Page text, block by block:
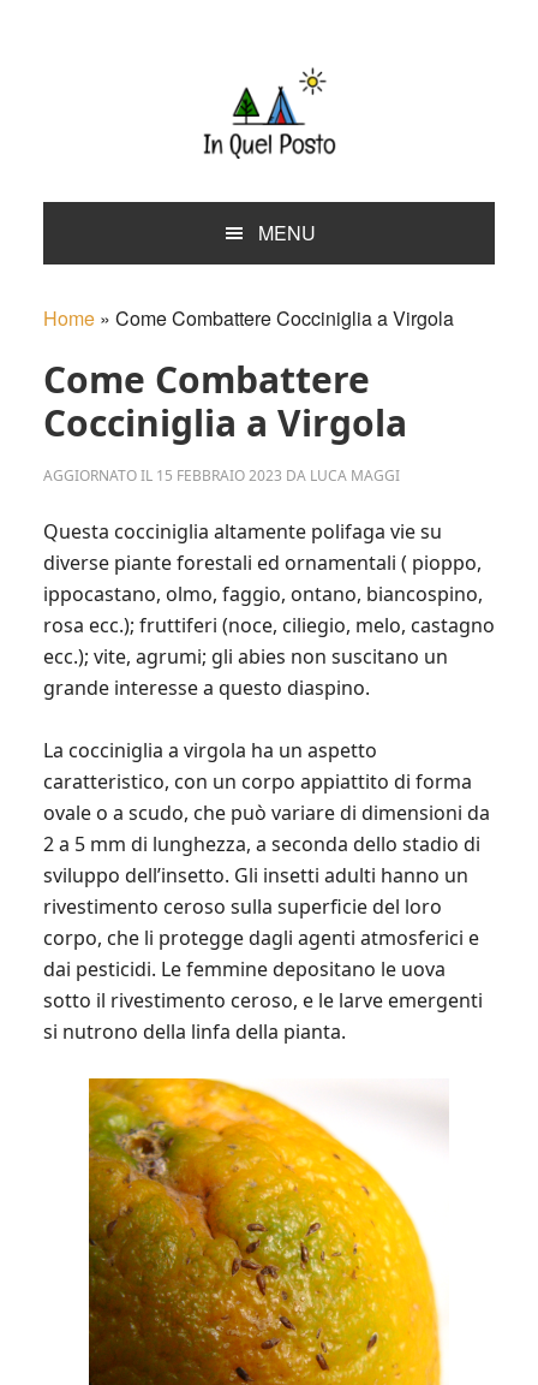
MENU
Home» Come Combattere Cocciniglia a Virgola
Come Combattere
Cocciniglia a Virgola
AGGIORNATO IL 15 FEBBRAIO 2023 DA LUCA MAGGI
Questa cocciniglia altamente polifaga vie su
diverse piante forestali ed ornamentali ( pioppo,
ippocastano, olmo, faggio, ontano, biancospino,
rosa ecc.); fruttiferi (noce, ciliegio, melo, castagno
ecc.); vite, agrumi; gli abies non suscitano un
grande interesse a questo diaspino.
La cocciniglia a virgola ha un aspetto
caratteristico, con un corpo appiattito di forma
ovale o a scudo, che può variare di dimensioni da
2 a 5 mm di lunghezza, a seconda dello stadio di
sviluppo dell’insetto. Gli insetti adulti hanno un
rivestimento ceroso sulla superficie del loro
corpo, che li protegge dagli agenti atmosferici e
dai pesticidi. Le femmine depositano le uova
sotto il rivestimento ceroso, e le larve emergenti
si nutrono della linfa della pianta.